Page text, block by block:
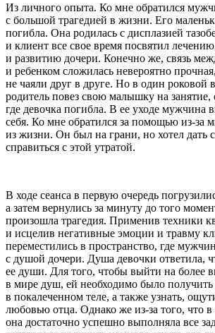
Из личного опыта. Ко мне обратился
с большой трагедией в жизни. Его
погибла. Она родилась с дисплазией
и клиент все свое время посвятил
и развитию дочери. Конечно же, связь
и ребенком сложилась невероятно
не чаяли друг в друге. Но в один роковой
родитель повез свою малышку на занятие,
где девочка погибла. В ее уходе мужчина
себя. Ко мне обратился за помощью из-за
из жизни. Он был на грани, но хотел дать
справиться с этой утратой.
В ходе сеанса в первую очередь
а затем вернулись за минуту до того
произошла трагедия. Применив техники
и исцелив негативные эмоции и травму
переместились в пространство, где
с душой дочери. Душа девочки ответила,
ее души. Для того, чтобы выйти на более
в мире душ, ей необходимо было
в покалеченном теле, а также узнать,
любовью отца. Однако же из-за того, что
она достаточно успешно выполняла все